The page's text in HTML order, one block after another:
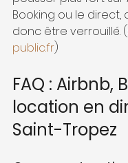
Booking ou le
donc être verrouillé. (
public.fr)
FAQ : Airbnb,
location en
Saint-Tropez